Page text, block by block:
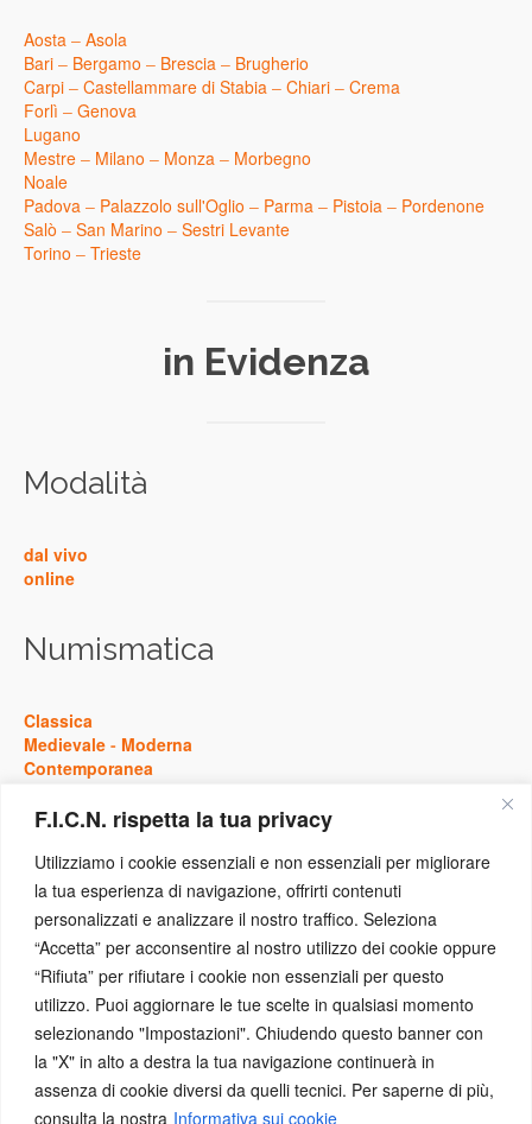
F.I.C.N. rispetta la tua privacy
Utilizziamo i cookie essenziali e non essenziali per migliorare
la tua esperienza di navigazione, offrirti contenuti
personalizzati e analizzare il nostro traffico. Seleziona
“Accetta” per acconsentire al nostro utilizzo dei cookie oppure
“Rifiuta” per rifiutare i cookie non essenziali per questo
utilizzo. Puoi aggiornare le tue scelte in qualsiasi momento
selezionando "Impostazioni". Chiudendo questo banner con
la "X" in alto a destra la tua navigazione continuerà in
assenza di cookie diversi da quelli tecnici. Per saperne di più,
consulta la nostra Informativa sui cookie
Aosta – Asola
Bari – Bergamo – Brescia – Brugherio
Carpi – Castellammare di Stabia – Chiari – Crema
Forlì – Genova
Lugano
Mestre – Milano – Monza – Morbegno
Noale
Padova – Palazzolo sull'Oglio – Parma – Pistoia – Pordenone
Salò – San Marino – Sestri Levante
Torino – Trieste
in Evidenza
Modalità
dal vivo
online
Numismatica
Classica
Medievale - Moderna
Contemporanea
Storia
Medievale-Moderna
Contemporanea
Eventi
Concorsi -Conferenze